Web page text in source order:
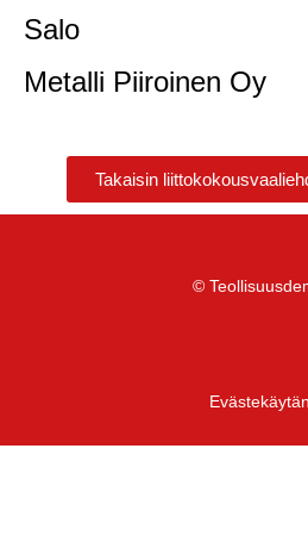
Salo
Metalli Piiroinen Oy
Takaisin
©